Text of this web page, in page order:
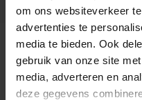
om ons websiteverkeer
advertenties te
media te bieden. Ook
gebruik van onze site
media, adverteren en
deze gegevens
Weitere